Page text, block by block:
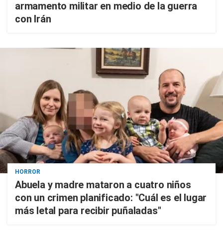
armamento militar en medio de la guerra
con Irán
HORROR
Abuela y madre mataron a cuatro niños
con un crimen planificado: "Cuál es el lugar
más letal para recibir puñaladas"